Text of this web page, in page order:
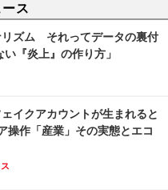
ス
リズム それってデータの裏付
『炎上』の作り方」
イクアカウントが生まれると
操作「産業」その実態とエコ